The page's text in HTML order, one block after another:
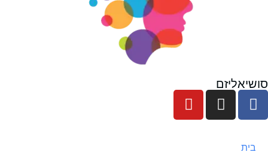
סושיאליזם
בית